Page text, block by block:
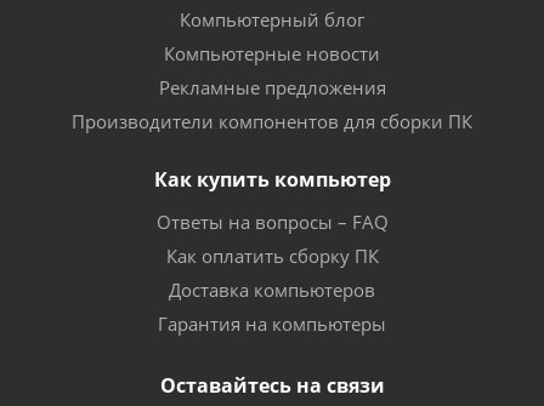
Компьютерный блог
Компьютерные новости
Рекламные предложения
Производители компонентов для сборки ПК
Как купить компьютер
Ответы на вопросы – FAQ
Как оплатить сборку ПК
Доставка компьютеров
Гарантия на компьютеры
Оставайтесь на связи